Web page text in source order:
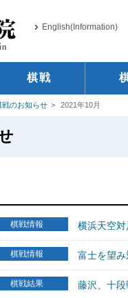
English(Information)
棋戦
戦のお知らせ 2021年10月
棋戦情報 横浜天空
棋戦情報 富士を望
棋戦結果 藤沢、十段